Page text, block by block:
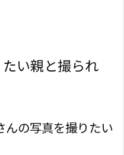
い親と撮られ
んの写真を撮りたい